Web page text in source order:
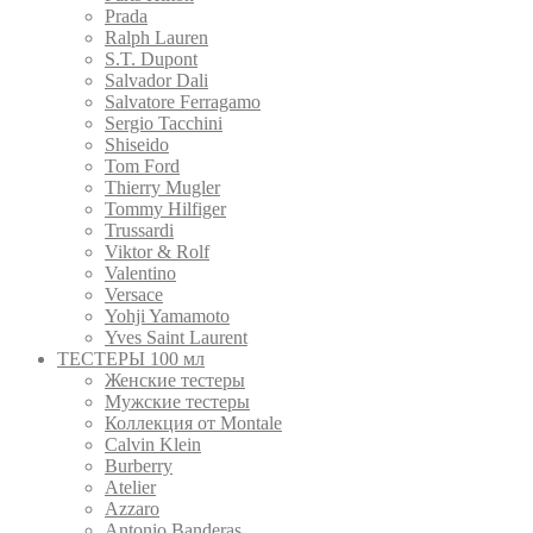
Prada
Ralph Lauren
S.T. Dupont
Salvador Dali
Salvatore Ferragamo
Sergio Tacchini
Shiseido
Tom Ford
Thierry Mugler
Tommy Hilfiger
Trussardi
Viktor & Rolf
Valentino
Versace
Yohji Yamamoto
Yves Saint Laurent
ТЕСТЕРЫ 100 мл
Женские тестеры
Мужские тестеры
Коллекция от Montale
Calvin Klein
Burberry
Atelier
Azzaro